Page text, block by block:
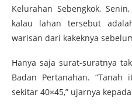
Kelurahan Sebengkok,
kalau lahan tersebut
warisan dari kakeknya
Hanya saja surat-suratnya
Badan Pertanahan.
sekitar 40×45,” ujarnya